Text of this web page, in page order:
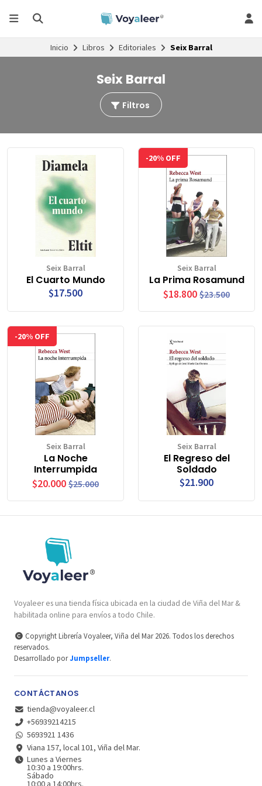
Inicio Libros Editoriales Seix Barral
Seix Barral
Filtros
Seix Barral
El Cuarto Mundo
$17.500
-20% OFF
Seix Barral
La Prima Rosamund
$18.800 $23.500
-20% OFF
Seix Barral
La Noche
Interrumpida
$20.000 $25.000
Seix Barral
El Regreso del
Soldado
$21.900
Voyaleer es una tienda física ubicada en la ciudad de Viña del Mar &
habilitada online para envíos a todo Chile.
Copyright Librería Voyaleer, Viña del Mar 2026. Todos los derechos
reservados.
Desarrollado porJumpseller.
CONTÁCTANOS
tienda@voyaleer.cl
+56939214215
5693921 1436
Viana 157, local 101, Viña del Mar.
Lunes a Viernes
10:30 a 19:00hrs.
Sábado
10:00 a 14:00hrs.